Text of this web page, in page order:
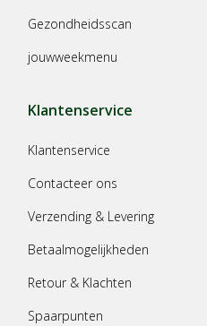
Gezondheidsscan
jouwweekmenu
Klantenservice
Klantenservice
Contacteer ons
Verzending & Levering
Betaalmogelijkheden
Retour & Klachten
Spaarpunten